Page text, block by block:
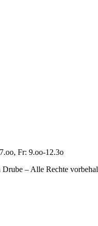
Fr: 9.oo-12.3o
– Alle Rechte